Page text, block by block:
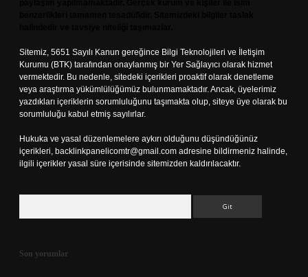
Sitemiz, 5651 Sayılı Kanun gereğince Bilgi Teknolojileri ve İletişim
Kurumu (BTK) tarafından onaylanmış bir Yer Sağlayıcı olarak hizmet
vermektedir. Bu nedenle, sitedeki içerikleri proaktif olarak denetleme
veya araştırma yükümlülüğümüz bulunmamaktadır. Ancak, üyelerimiz
yazdıkları içeriklerin sorumluluğunu taşımakta olup, siteye üye olarak bu
sorumluluğu kabul etmiş sayılırlar.
Hukuka ve yasal düzenlemelere aykırı olduğunu düşündüğünüz
içerikleri, backlinkpanelicomtr@gmail.com adresine bildirmeniz halinde,
ilgili içerikler yasal süre içerisinde sitemizden kaldırılacaktır.
Son yorumlar